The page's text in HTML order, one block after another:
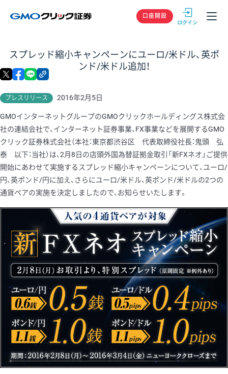
GMOクリック
口座開設
スプレッド縮小キャンペーンにユーロ/米ドル、英ポ
ンド/米ドル追加！
プレスリリース 2016年2月5日
X facebook
GMOインターネットグループのGMOクリックホールディングス株式会
社の連結会社で、インターネット証券事業、FX事業などを展開するGMO
クリック証券株式会社（本社：東京都渋谷区 代表取締役社長：鬼頭 弘
泰 以下：当社）は、2月8日の店頭外国為替証拠金取引「新FXネオ」ご提供
開始にあわせて実施するスプレッド縮小キャンペーンについて、ユーロ/
円、英ポンド/円に加え、さらにユーロ/米ドル、英ポンド/米ドルの2つの
通貨ペアの実施を決定しましたので、お知らせいたします。